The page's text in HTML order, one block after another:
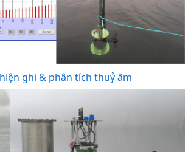
ghi & phân tích thuỷ âm